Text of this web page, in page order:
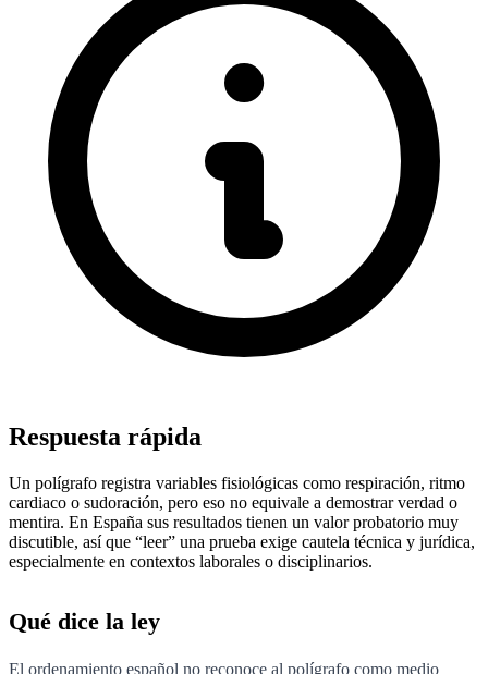
Respuesta rápida
Un polígrafo registra variables fisiológicas como respiración, ritmo
cardiaco o sudoración, pero eso no equivale a demostrar verdad o
mentira. En España sus resultados tienen un valor probatorio muy
discutible, así que “leer” una prueba exige cautela técnica y jurídica,
especialmente en contextos laborales o disciplinarios.
Qué dice la ley
El ordenamiento español no reconoce al polígrafo como medio